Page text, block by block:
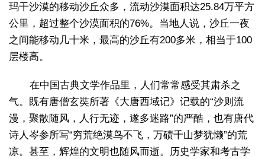
玛干沙漠的移动沙丘众多，流动沙漠面积达25.84万平方
公里，超过整个沙漠面积的76%。当地人说，沙丘一夜
之间能移动几十米，最高的沙丘有200多米，相当于100
层楼高。
在中国古典文学作品里，人们常常感受其肃杀之
气。既有唐僧玄奘所著《大唐西域记》记载的“沙则流
漫，聚散随风，人行无迹，遂多迷路”的严酷，也有唐代
诗人岑参所写“穷荒绝漠鸟不飞，万碛千山梦犹懒”的荒
凉。甚至，辉煌的文明也随风而逝。历史学家和考古学